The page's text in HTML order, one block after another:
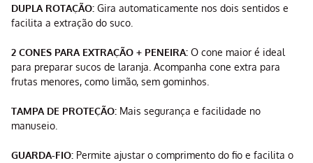
DUPLA ROTAÇÃO: Gira automaticamente nos dois sentidos e
facilita a extração do suco.
2 CONES PARA EXTRAÇÃO + PENEIRA: O cone maior é ideal
para preparar sucos de laranja. Acompanha cone extra para
frutas menores, como limão, sem gominhos.
TAMPA DE PROTEÇÃO: Mais segurança e facilidade no
manuseio.
GUARDA-FIO: Permite ajustar o comprimento do fio e facilita o